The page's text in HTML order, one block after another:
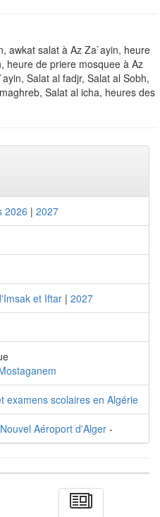
awkat salat à Az Za`ayin, heure
heure de priere mosquee à Az
Salat al fadjr, Salat al Sobh,
Salat al icha, heures des
2026 | 2027
et Iftar | 2027
examens scolaires en Algérie
Aéroport d'Alger-